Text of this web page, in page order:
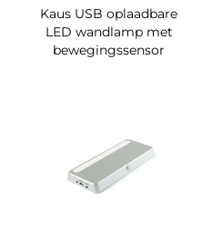
Kaus USB oplaadbare
LED wandlamp met
bewegingssensor